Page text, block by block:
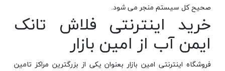
صحیح کل سیستم منجر می شود.
خرید اینترنتی فلاش تانک
ایمن آب از امین بازار
فروشگاه اینترنتی امین بازار بعنوان یکی از بزرگترین مراکز تامین